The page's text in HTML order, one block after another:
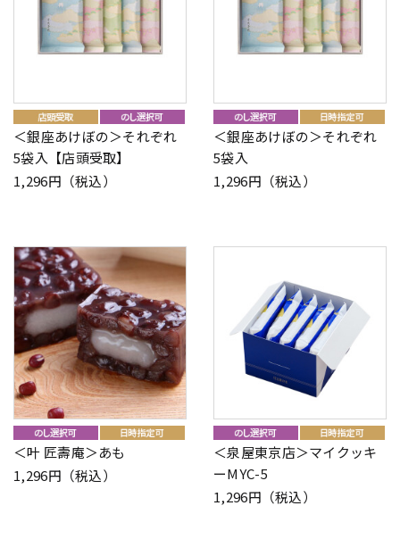
＜銀座あけぼの＞それぞれ
5袋入【店頭受取】
1,296円（税込）
＜銀座あけぼの＞それぞれ
5袋入
1,296円（税込）
＜叶 匠壽庵＞あも
1,296円（税込）
＜泉屋東京店＞マイクッキ
ーMYC-5
1,296円（税込）